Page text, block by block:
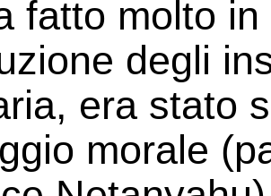
fatto molto
degli
era stato
morale